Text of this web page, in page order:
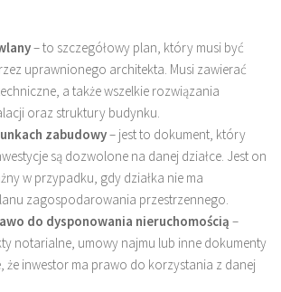
– to szczegółowy plan, który musi być
uprawnionego architekta. Musi zawierać
a także wszelkie rozwiązania
oraz struktury budynku.
zabudowy– jest to dokument, który
są dozwolone na danej działce. Jest on
w przypadku, gdy działka nie ma
zagospodarowania przestrzennego.
do dysponowania nieruchomością –
notarialne, umowy najmu lub inne dokumenty
że inwestor ma prawo do korzystania z danej